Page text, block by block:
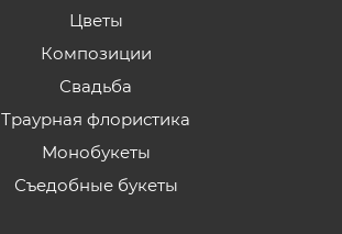
Цветы
Композиции
Свадьба
Траурная флористика
Монобукеты
Съедобные букеты